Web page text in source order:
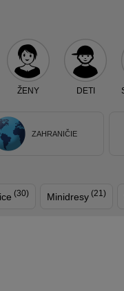
ŽENY DETI
Teraz
ZAHRANIČIE
(30) Minidresy (21)